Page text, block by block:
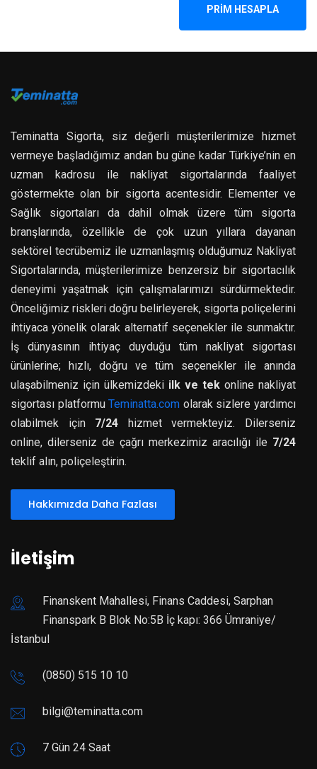
PRİM HESAPLA
Teminatta Sigorta, siz değerli müşterilerimize hizmet
vermeye başladığımız andan bu güne kadar Türkiye’nin en
uzman kadrosu ile nakliyat sigortalarında faaliyet
göstermekte olan bir sigorta acentesidir. Elementer ve
Sağlık sigortaları da dahil olmak üzere tüm sigorta
branşlarında, özellikle de çok uzun yıllara dayanan
sektörel tecrübemiz ile uzmanlaşmış olduğumuz Nakliyat
Sigortalarında, müşterilerimize benzersiz bir sigortacılık
deneyimi yaşatmak için çalışmalarımızı sürdürmektedir.
Önceliğimiz riskleri doğru belirleyerek, sigorta poliçelerini
ihtiyaca yönelik olarak alternatif seçenekler ile sunmaktır.
İş dünyasının ihtiyaç duyduğu tüm nakliyat sigortası
ürünlerine; hızlı, doğru ve tüm seçenekler ile anında
ulaşabilmeniz için ülkemizdeki ilk ve tek online nakliyat
sigortası platformuTeminatta.com olarak sizlere yardımcı
olabilmek için 7/24 hizmet vermekteyiz. Dilerseniz
online, dilerseniz de çağrı merkezimiz aracılığı ile 7/24
teklif alın, poliçeleştirin.
Hakkımızda Daha Fazlası
İletişim
Finanskent Mahallesi, Finans Caddesi, Sarphan
Finanspark B Blok No:5B İç kapı: 366 Ümraniye/
İstanbul
(0850) 515 10 10
bilgi@teminatta.com
7 Gün 24 Saat